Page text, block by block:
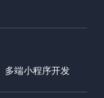
多端小程序开发